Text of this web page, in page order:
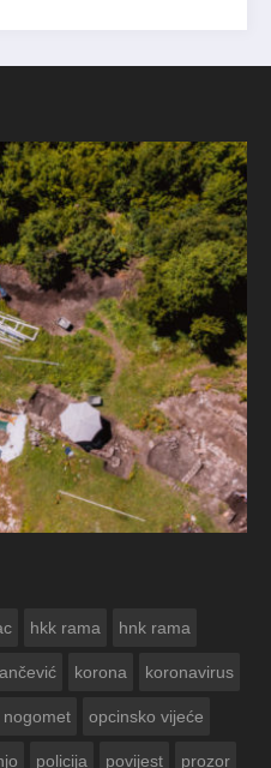
hkk rama hnk rama
korona koronavirus
nogomet opcinsko vijeće
policija povijest prozor